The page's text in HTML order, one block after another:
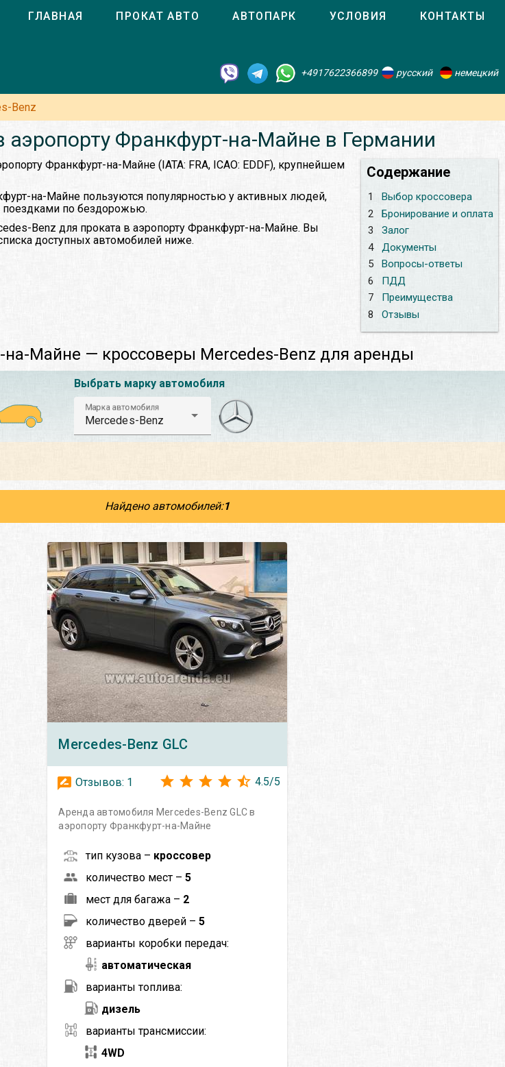
ГЛАВНАЯ ПРОКАТ АВТО АВТОПАРК УСЛОВИЯ КОНТАКТЫ
+4917622366899 русский немецкий
Benz
аэропорту Франкфурт-на-Майне в Германии
Содержание
1
Выбор кроссовера
2
Бронирование и оплата
3
Залог
4
Документы
5
Вопросы-ответы
6
ПДД
7
Преимущества
8
Отзывы
Франкфурт-на-Майне (IATA: FRA, ICAO: EDDF), крупнейшем
на-Майне пользуются популярностью у активных людей,
поездками по бездорожью.
Benz для проката в аэропорту Франкфурт-на-Майне. Вы
доступных автомобилей ниже.
на-Майне — кроссоверы Mercedes-Benz для аренды
Выбрать марку автомобиля
Марка автомобиля
Mercedes-Benz
Найдено автомобилей:1
Mercedes-Benz GLC
Отзывов: 1 4.5/5
Аренда автомобиля Mercedes-Benz GLC в
аэропорту Франкфурт-на-Майне
тип кузова – кроссовер
количество мест –5
мест для багажа – 2
количество дверей –5
варианты коробки передач:
автоматическая
варианты топлива:
дизель
варианты трансмиссии:
4WD